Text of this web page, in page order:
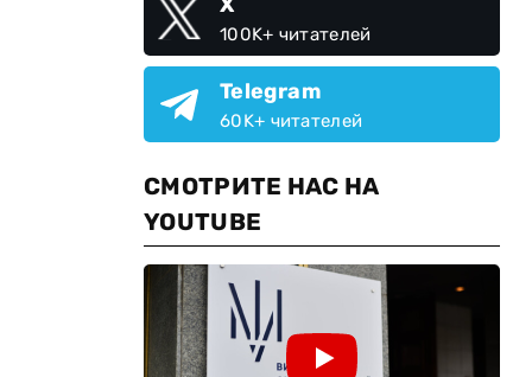
100K+ читателей
Telegram
60K+ читателей
СМОТРИТЕ НАС НА
YOUTUBE